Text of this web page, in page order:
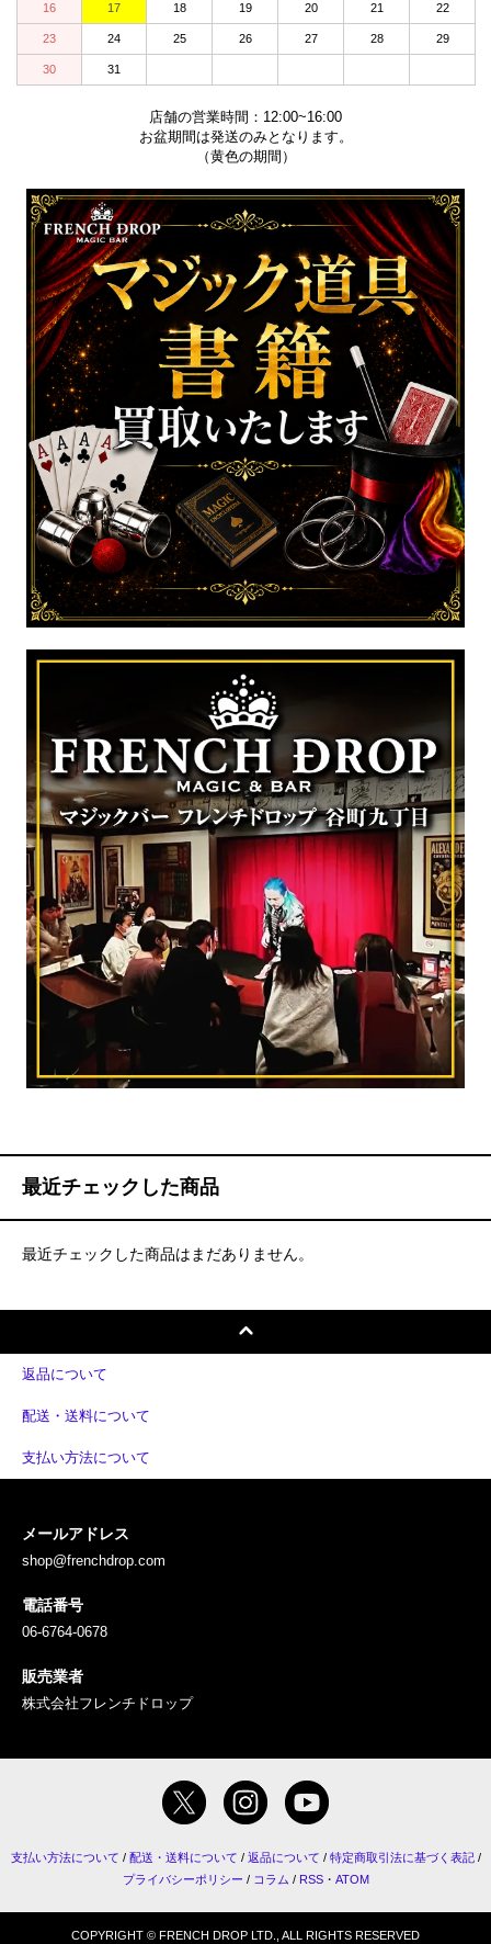
16 17 18 19 20 21 22
23 24 25 26 27 28 29
30 31
店舗の営業時間：12:00~16:00
お盆期間は発送のみとなります。
（黄色の期間）
最近チェックした商品
最近チェックした商品はまだありません。
返品について
配送・送料について
支払い方法について
メールアドレス
shop@frenchdrop.com
電話番号
06-6764-0678
販売業者
株式会社フレンチドロップ
支払い方法について / 配送・送料について / 返品について / 特定商取引法に基づく表記/
プライバシーポリシー / コラム / RSS・ ATOM
COPYRIGHT © FRENCH DROP LTD., ALL RIGHTS RESERVED